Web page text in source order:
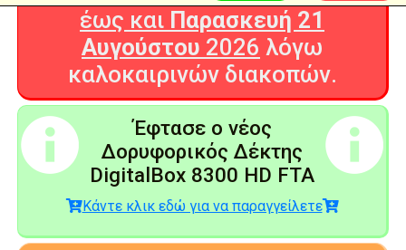
έως και Παρασκευή 21
Αυγούστου 2026 λόγω
καλοκαιρινών διακοπών.
Έφτασε ο νέος
Δορυφορικός Δέκτης
DigitalBox 8300 HD FTA
Κάντε κλικ εδώ για να παραγγείλετε